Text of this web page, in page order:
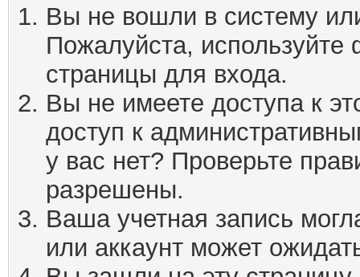
Вы не вошли в систему
Пожалуйста,
страницы для входа.
Вы не имеете доступа к
доступ к
у вас нет? Проверьте
разрешены.
Ваша учетная запись
или аккаунт может